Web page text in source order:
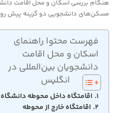
هنگام بررسی اسکان و محل اقامت
مسکن‌های دانشجویی دو گزینه پیش
فهرست محتوا راهنمای
اسکان و محل اقامت
دانشجویان بین‌المللی در
انگلیس
اقامتگاه داخل محوطه دانشگاه
اقامتگاه خارج از محوطه